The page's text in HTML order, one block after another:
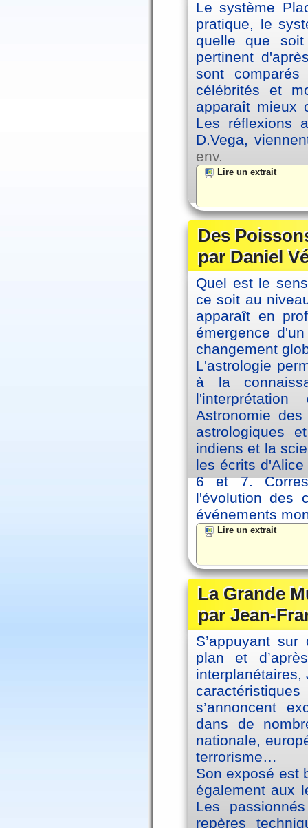
Le système
pratique, le
quelle que
pertinent
sont
célébrités et
apparaît mieux
Les réflexions
D.Vega,
env.
Lire un extrait
Des
par Daniel
Quel est le
ce soit au
apparaît en
émergence
changement
L'astrologie
à la
Astronomie
astrologiques
indiens et la
les écrits
6 et 7.
l'évolution des
événements
Lire un extrait
La Grande
par Jean-
S’appuyant
plan et
interplanétaires,
s’annoncent
dans de
nationale,
terrorisme…
Son exposé est
également aux
Les
repères